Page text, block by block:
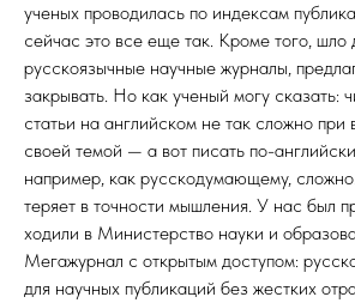
ученых проводилась по индексам
сейчас это все еще так. Кроме того, шло
русскоязычные научные журналы,
закрывать. Но как ученый могу сказать:
статьи на английском не так сложно при
своей темой — а вот писать по-
например, как русскодумающему,
теряет в точности мышления. У нас был
ходили в Министерство науки и
Мегажурнал с открытым доступом:
для научных публикаций без жестких